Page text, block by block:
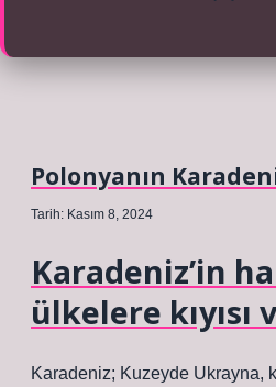
Polonyanın
Tarih: Kasım 8, 2024
Karadeniz’in
ülkelere kıyısı
Karadeniz; Kuzeyde Ukrayna,